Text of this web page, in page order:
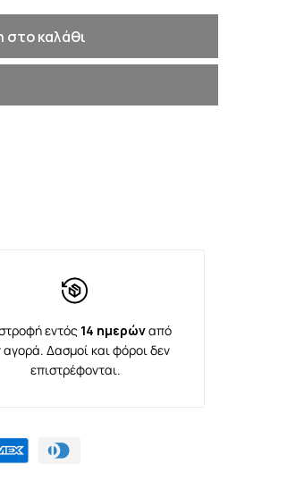
καλάθι
εντός 14 ημερώναπό
αγορά. Δασμοί και φόροι δεν
επιστρέφονται.